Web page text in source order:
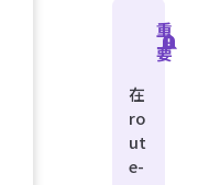
重
要
在
ro
ut
e-